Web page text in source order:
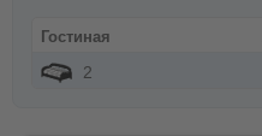
Гостиная
2